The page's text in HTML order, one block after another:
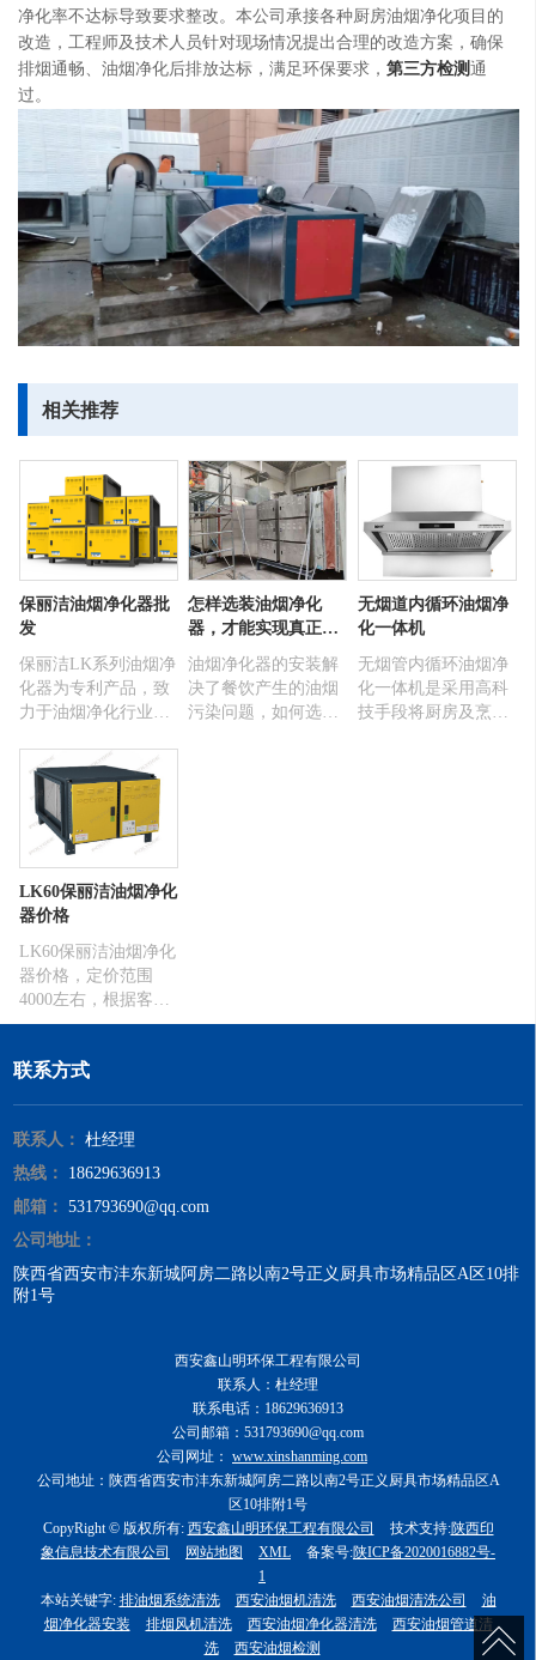
净化率不达标导致要求整改。本公司承接各种厨房油烟净化项目的
改造，工程师及技术人员针对现场情况提出合理的改造方案，确保
排烟通畅、油烟净化后排放达标，满足环保要求， 第三方检测通
过。
相关推荐
保丽洁油烟净化器批
发
保丽洁LK系列油烟净
化器为专利产品，致
力于油烟净化行业十
域的大型商业综合
体，企业、单位、酒
店等提供油烟净化方
案以及严格的排放标
准，实际排放率优惠
行业标准。这也是保
丽洁油烟净化器在行
业成为翘首的原因。
怎样选装油烟净化
器，才能实现真正达
标排放？
油烟净化器的安装解
决了餐饮产生的油烟
污染问题，如何选择
无烟道内循环油烟净
化一体机
无烟管内循环油烟净
化一体机是采用高科
技手段将厨房及烹饪
生的废气通过室内安
LK60保丽洁油烟净化
器价格
LK60保丽洁油烟净化
器价格，定价范围
4000左右，根据客户
需求量多少我们可以
设备做工精良，采用
联系方式
联系人：
杜经理
热线：
18629636913
邮箱：
531793690@qq.com
公司地址：
陕西省西安市沣东新城阿房二路以南2号正义厨具市场精品区A区10排
附1号
西安鑫山明环保工程有限公司
联系人：杜经理
联系电话：18629636913
公司邮箱：531793690@qq.com
公司网址： www.xinshanming.com
公司地址：陕西省西安市沣东新城阿房二路以南2号正义厨具市场精品区A
区10排附1号
CopyRight © 版权所有: 西安鑫山明环保工程有限公司 技术支持:陕西印
象信息技术有限公司
网站地图 XML 备案号:陕ICP备2020016882号-
1
本站关键字: 排油烟系统清洗 西安油烟机清洗 西安油烟清洗公司
油
烟净化器安装
排烟风机清洗 西安油烟净化器清洗
西安油烟管道清
洗
西安油烟检测